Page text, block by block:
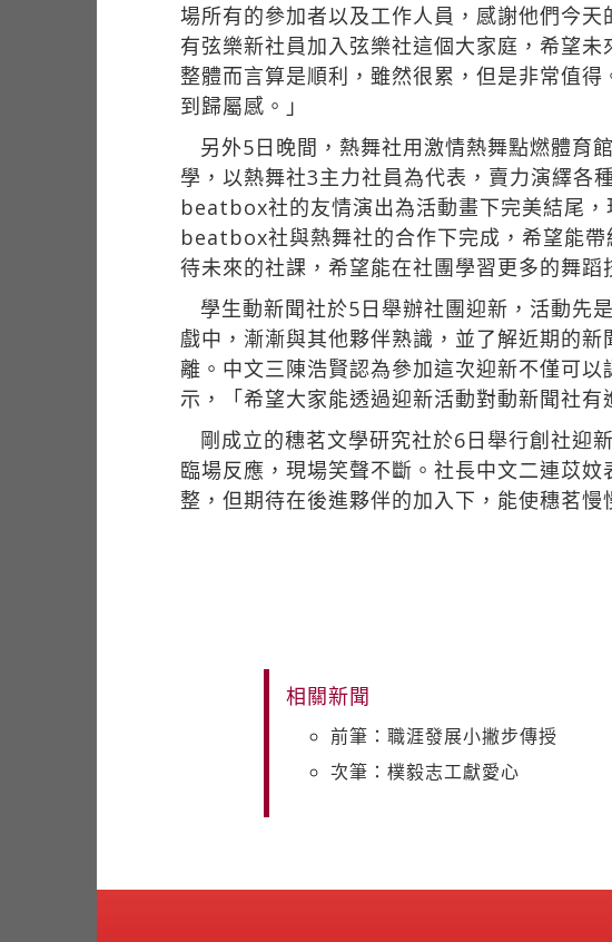
場所有的參加者以及工作人員，感謝他們今
有弦樂新社員加入弦樂社這個大家庭，希望
整體而言算是順利，雖然很累，但是非常值
到歸屬感。」
另外5日晚間，熱舞社用激情熱舞點燃體育
學，以熱舞社3主力社員為代表，賣力演繹
beatbox社的友情演出為活動畫下完美結尾
beatbox社與熱舞社的合作下完成，希望能
待未來的社課，希望能在社團學習更多的舞蹈
學生動新聞社於5日舉辦社團迎新，活動先
戲中，漸漸與其他夥伴熟識，並了解近期的
離。中文三陳浩賢認為參加這次迎新不僅可
示，「希望大家能透過迎新活動對動新聞社有
剛成立的穗茗文學研究社於6日舉行創社迎
臨場反應，現場笑聲不斷。社長中文二連苡
整，但期待在後進夥伴的加入下，能使穗茗慢
相關新聞
前筆：職涯發展小撇步傳授
次筆：樸毅志工獻愛心